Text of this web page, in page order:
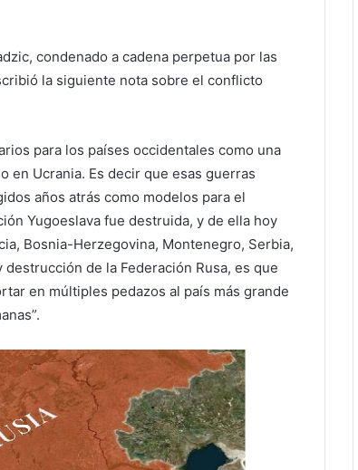
condenado a cadena perpetua por las
la siguiente nota sobre el conflicto
para los países occidentales como una
en Ucrania. Es decir que esas guerras
años atrás como modelos para el
Yugoeslava fue destruida, y de ella hoy
Bosnia-Herzegovina, Montenegro, Serbia,
de la Federación Rusa, es que
en múltiples pedazos al país más grande